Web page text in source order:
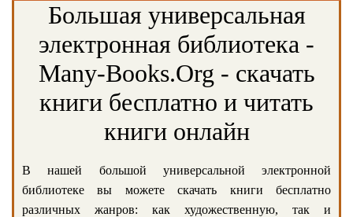
Большая универсальная
электронная библиотека -
Many-Books.Org - скачать
книги бесплатно и читать
книги онлайн
В нашей большой универсальной электронной
библиотеке вы можете скачать книги бесплатно
различных жанров: как художественную, так и